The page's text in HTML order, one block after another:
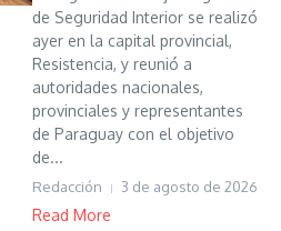
de Seguridad Interior se realizó
ayer en la capital provincial,
Resistencia, y reunió a
autoridades nacionales,
provinciales y representantes
de Paraguay con el objetivo
de...
Redacción 3 de agosto de 2026
Read More